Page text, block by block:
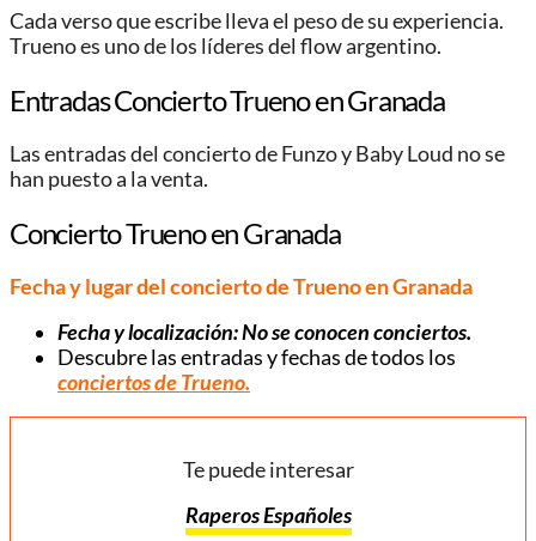
Cada verso que escribe lleva el peso de su experiencia.
Trueno es uno de los líderes del flow argentino.
Entradas Concierto Trueno en Granada
Las entradas del concierto de Funzo y Baby Loud no se
han puesto a la venta.
Concierto Trueno en Granada
Fecha y lugar del concierto de Trueno en Granada
Fecha y localización: No se conocen conciertos.
Descubre las entradas y fechas de todos los
conciertos de Trueno.
Te puede interesar
Raperos Españoles